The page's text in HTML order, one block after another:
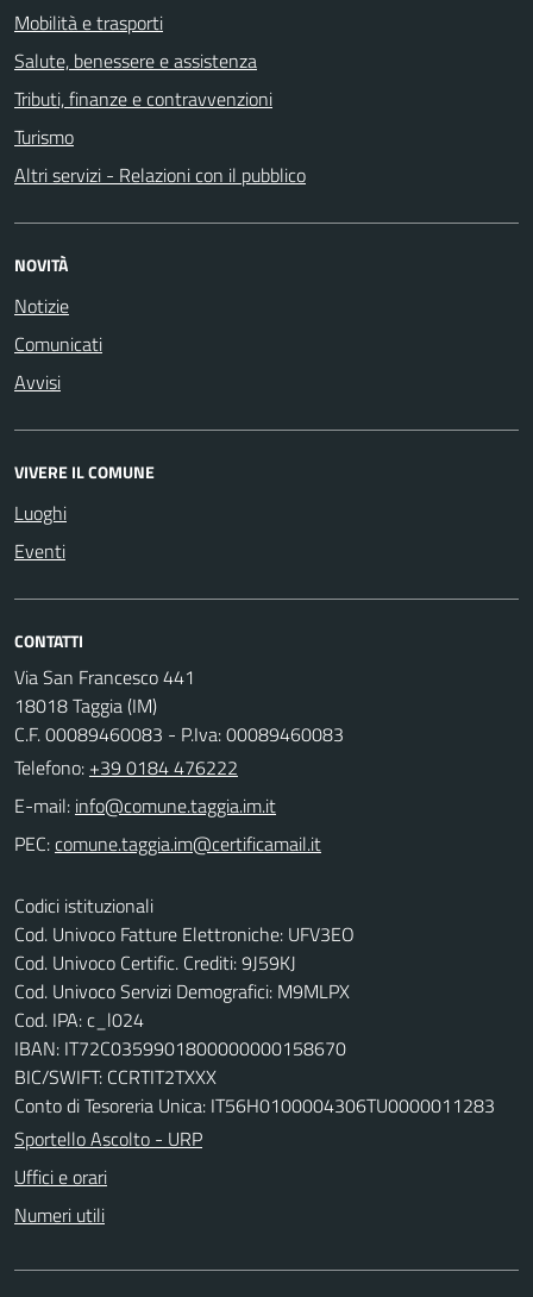
Mobilità e trasporti
Salute, benessere e assistenza
Tributi, finanze e contravvenzioni
Turismo
Altri servizi - Relazioni con il pubblico
NOVITÀ
Notizie
Comunicati
Avvisi
VIVERE IL COMUNE
Luoghi
Eventi
CONTATTI
Via San Francesco 441
18018 Taggia (IM)
C.F. 00089460083 - P.Iva: 00089460083
Telefono: +39 0184 476222
E-mail:
PEC:
Codici istituzionali
Cod. Univoco Fatture Elettroniche: UFV3EO
Cod. Univoco Certific. Crediti: 9J59KJ
Cod. Univoco Servizi Demografici: M9MLPX
Cod. IPA: c_l024
IBAN: IT72C0359901800000000158670
BIC/SWIFT: CCRTIT2TXXX
Conto di Tesoreria Unica: IT56H0100004306TU0000011283
Sportello Ascolto - URP
Uffici e orari
Numeri utili